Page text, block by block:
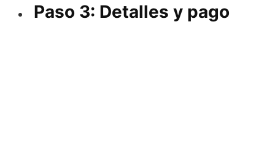
Paso 3: Detalles y pago